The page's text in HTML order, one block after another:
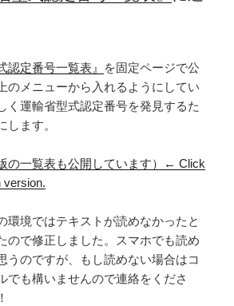
認定番号一覧表』
を固定ページで公
のメニューから入れるようにしてい
く運輸省型式認定番号を発見するた
します。
の一覧表も公開しています）← Click
version.
環境ではテキストが読めなかったと
ので修正しました。スマホでも読め
うのですが、もし読めない場合はコ
でも構いませんので連絡をくださ